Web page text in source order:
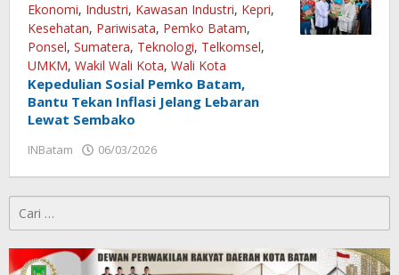
Ekonomi, Industri, Kawasan Industri, Kepri,
Kesehatan, Pariwisata, Pemko Batam,
Ponsel, Sumatera, Teknologi, Telkomsel,
UMKM, Wakil Wali Kota, Wali Kota
Kepedulian Sosial Pemko Batam,
Bantu Tekan Inflasi Jelang Lebaran
Lewat Sembako
INBatam 06/03/2026
untuk: